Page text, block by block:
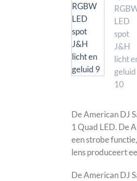
De American DJ
1 Quad LED. De
een strobe
lens produceert
De American DJ